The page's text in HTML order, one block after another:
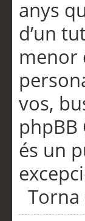
anys
d’un
menor
vos,
és un
Torna